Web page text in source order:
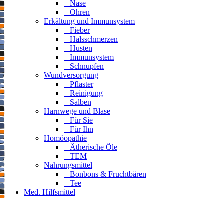
– Nase
– Ohren
Erkältung und Immunsystem
– Fieber
– Halsschmerzen
– Husten
– Immunsystem
– Schnupfen
Wundversorgung
– Pflaster
– Reinigung
– Salben
Harnwege und Blase
– Für Sie
– Für Ihn
Homöopathie
– Ätherische Öle
– TEM
Nahrungsmittel
– Bonbons & Fruchtbären
– Tee
Med. Hilfsmittel